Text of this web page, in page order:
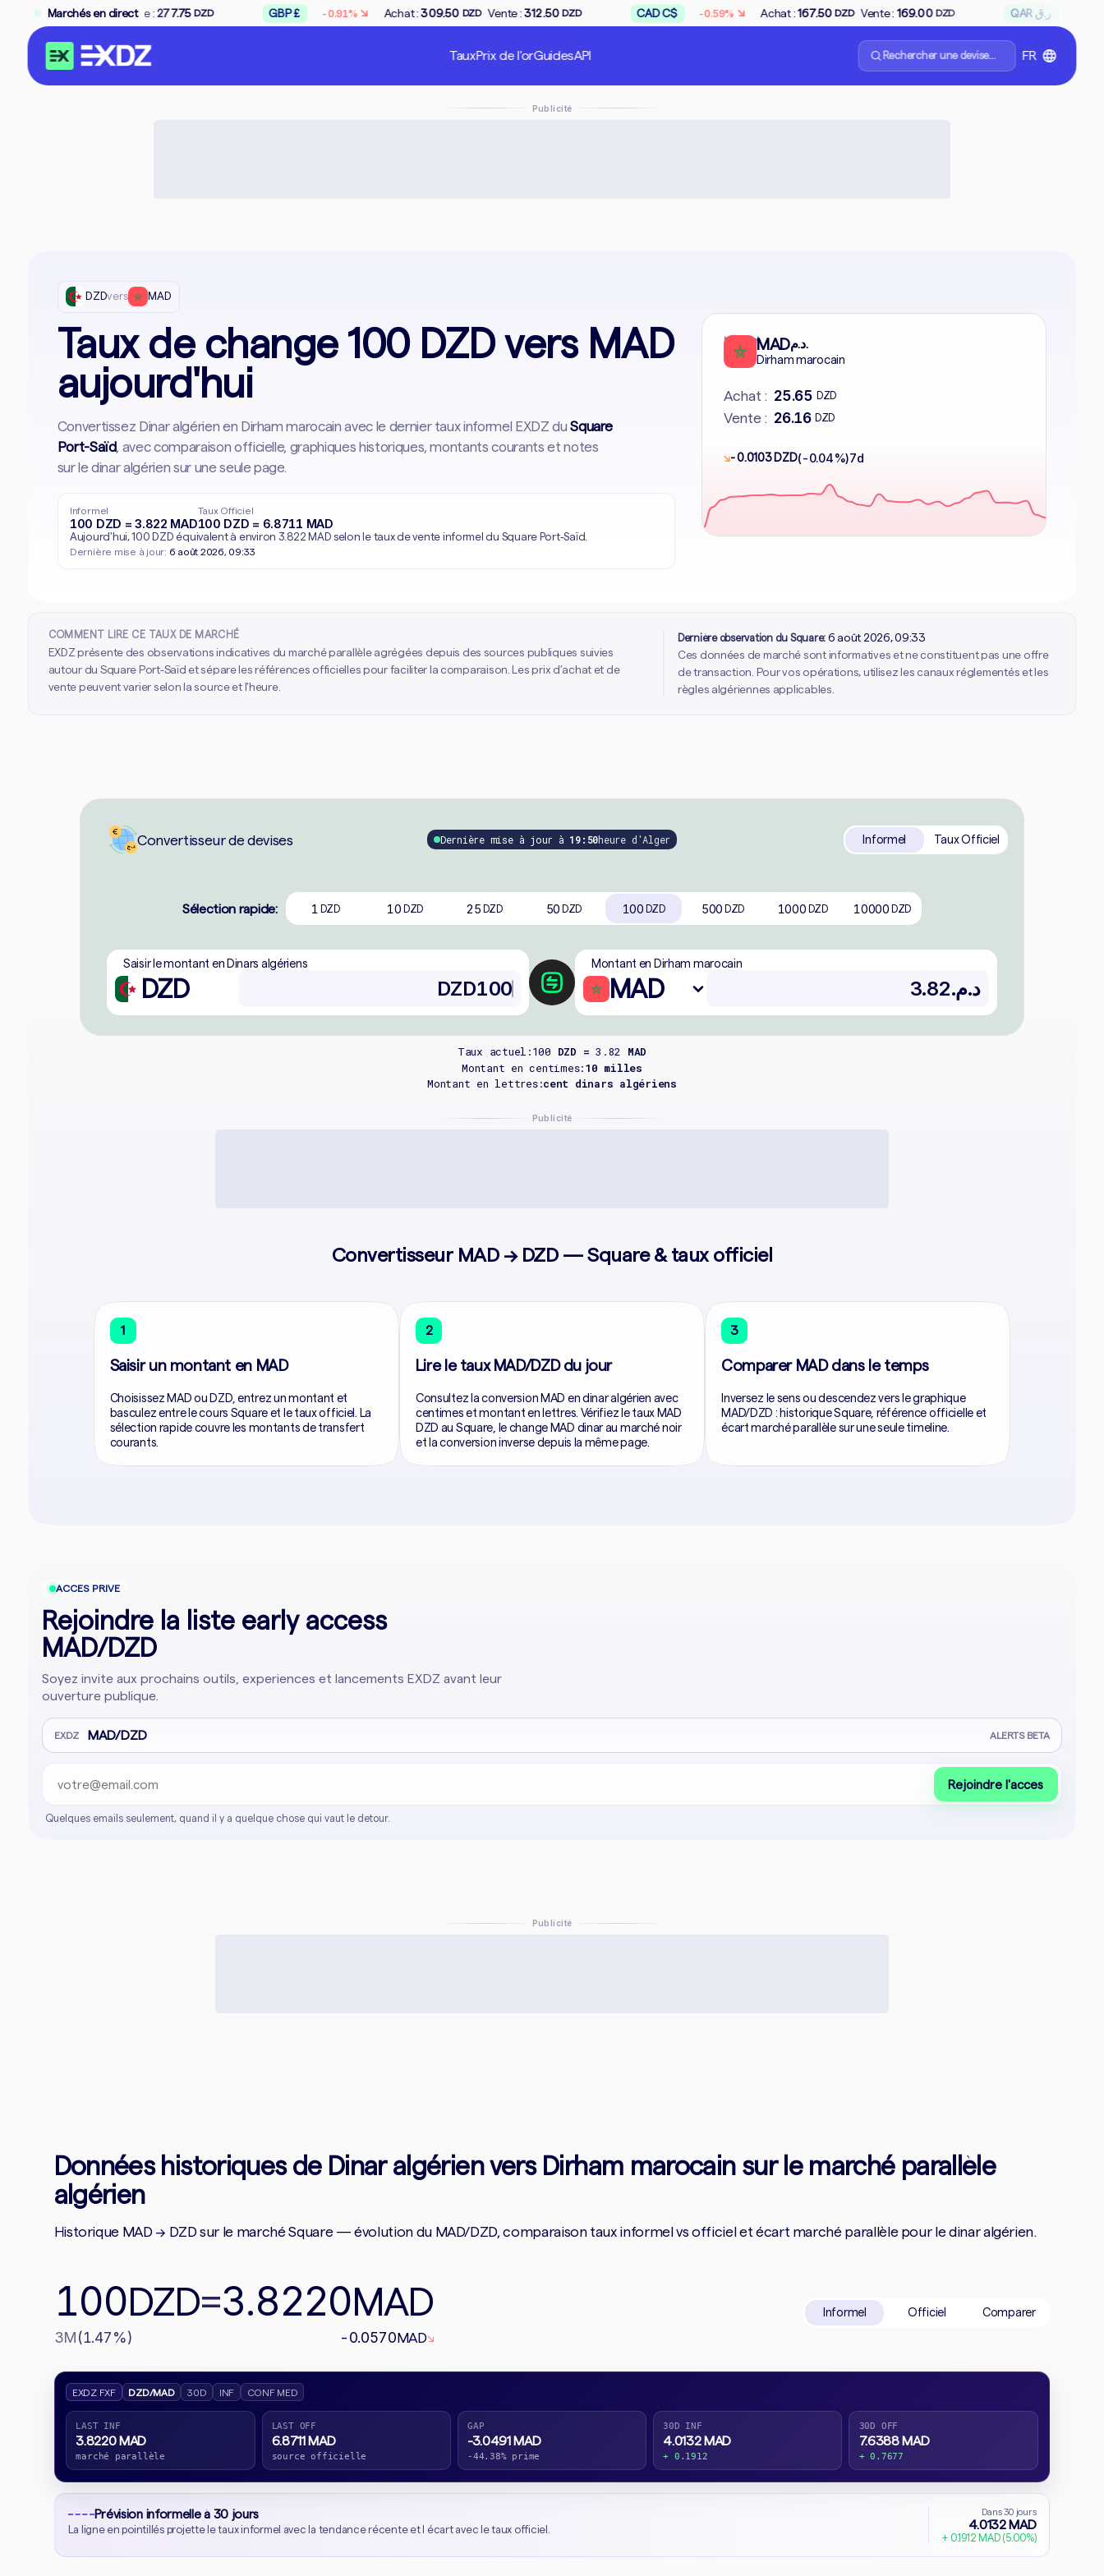
Marchés en direct
Vente :277.75 DZD GBP £ ↘ Achat :309.50 DZD Vente :312.50 DZD CAD C$ -0.59% ↘ Achat :167.50 DZD Vente :169.00 DZD QAR ر.ق -0.28% ↘ Achat :
TauxPrix de l'orGuidesAPI
Rechercher une devise...
FR
Publicité
DZDvers MAD
Taux de change 100 DZD vers MAD
aujourd'hui
Convertissez Dinar algérien en Dirham marocain avec le dernier taux informel EXDZ duSquare
Port-Saïd, avec comparaison officielle, graphiques historiques, montants courants et notes
sur le dinar algérien sur une seule page.
Informel
100 DZD = 3.822 MAD
Taux Officiel
100 DZD = 6.8711 MAD
Aujourd'hui, 100 DZD équivalent à environ 3.822 MAD selon le taux de vente informel du Square Port-Saïd.
Dernière mise à jour: 6 août 2026, 09:33
MAD د.م.
Dirham marocain
Informel
Achat : 25.65 DZD
Vente : 26.16 DZD
↘- 0.0103 DZD(-0.04%)7d
COMMENT LIRE CE TAUX DE MARCHÉ
EXDZ présente des observations indicatives du marché parallèle agrégées depuis des sources publiques suivies
autour du Square Port-Saïd et sépare les références officielles pour faciliter la comparaison. Les prix d'achat et de
vente peuvent varier selon la source et l'heure.
Dernière observation du Square: 6 août 2026, 09:33
Ces données de marché sont informatives et ne constituent pas une offre
de transaction. Pour vos opérations, utilisez les canaux réglementés et les
règles algériennes applicables.
Convertisseur de devises Dernière mise à jour à 19:50heure d'Alger Informel Taux Officiel
Sélection rapide: 1 DZD 10 DZD 25 DZD 50 DZD 100 DZD 500 DZD 1000 DZD 10000 DZD
Saisir le montant en Dinars algériens
DZD
Montant en Dirham marocain
MAD
Taux actuel:100 DZD =3.82 MAD
Montant en centimes:10 milles
Montant en lettres:cent dinars algériens
Publicité
Convertisseur MAD → DZD — Square & taux officiel
1
Saisir un montant en MAD
Choisissez MAD ou DZD, entrez un montant et
basculez entre le cours Square et le taux officiel. La
sélection rapide couvre les montants de transfert
courants.
2
Lire le taux MAD/DZD du jour
Consultez la conversion MAD en dinar algérien avec
centimes et montant en lettres. Vérifiez le taux MAD
DZD au Square, le change MAD dinar au marché noir
et la conversion inverse depuis la même page.
3
Comparer MAD dans le temps
Inversez le sens ou descendez vers le graphique
MAD/DZD : historique Square, référence officielle et
écart marché parallèle sur une seule timeline.
ACCES PRIVE
Rejoindre la liste early access
MAD/DZD
Soyez invite aux prochains outils, experiences et lancements EXDZ avant leur
ouverture publique.
EXDZ MAD/DZD ALERTS BETA
Rejoindre l'acces
Quelques emails seulement, quand il y a quelque chose qui vaut le detour.
Publicité
Données historiques de Dinar algérien vers Dirham marocain sur le marché parallèle
algérien
Historique MAD → DZD sur le marché Square — évolution du MAD/DZD, comparaison taux informel vs officiel et écart marché parallèle pour le dinar algérien.
100DZD=3.8220MAD
3M(1.47%) -0.0570MAD↘
Informel Officiel Comparer
EXDZ FXF DZD/MAD 30D INF CONF MED
LAST INF
3.8220 MAD
marché parallèle
LAST OFF
6.8711 MAD
source officielle
GAP
-3.0491 MAD
-44.38% prime
30D INF
4.0132 MAD
+ 0.1912
30D OFF
7.6388 MAD
+ 0.7677
Prévision informelle à 30 jours
La ligne en pointillés projette le taux informel avec la tendance récente et l écart avec le taux officiel.
Dans 30 jours
4.0132 MAD
+ 0.1912 MAD (5.00%)